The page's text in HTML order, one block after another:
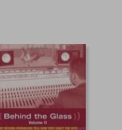
₡